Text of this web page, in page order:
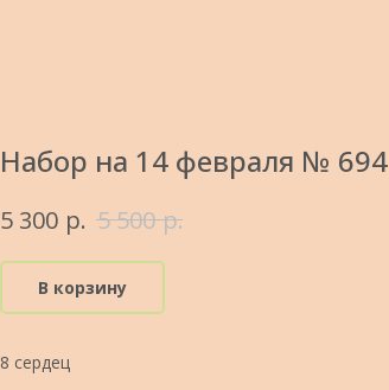
Набор на 14 февраля № 694
5 300 р. 5 500 р.
В корзину
8 сердец